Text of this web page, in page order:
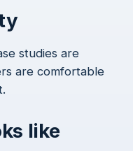
studies are
are comfortable
like